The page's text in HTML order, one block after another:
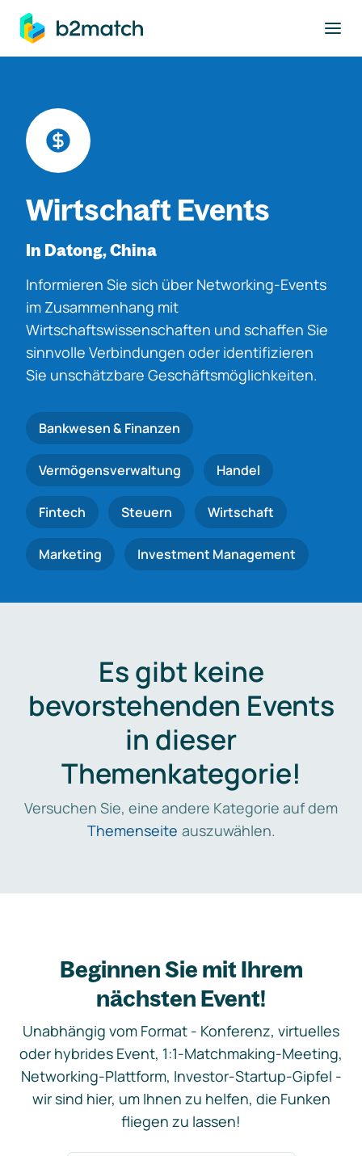
springen
Wirtschaft Events
In Datong, China
Informieren Sie sich über Networking-Events
im Zusammenhang mit
Wirtschaftswissenschaften und schaffen Sie
sinnvolle Verbindungen oder identifizieren
Sie unschätzbare Geschäftsmöglichkeiten.
Bankwesen & Finanzen
Vermögensverwaltung Handel
Fintech Steuern Wirtschaft
Marketing Investment Management
Es gibt keine
bevorstehenden Events
in dieser
Themenkategorie!
Versuchen Sie, eine andere Kategorie auf dem
Themenseite auszuwählen.
Beginnen Sie mit Ihrem
nächsten Event!
Unabhängig vom Format - Konferenz, virtuelles
oder hybrides Event, 1:1-Matchmaking-Meeting,
Networking-Plattform, Investor-Startup-Gipfel -
wir sind hier, um Ihnen zu helfen, die Funken
fliegen zu lassen!